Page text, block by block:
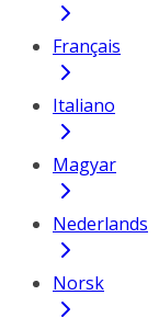
Français
Italiano
Magyar
Nederlands
Norsk